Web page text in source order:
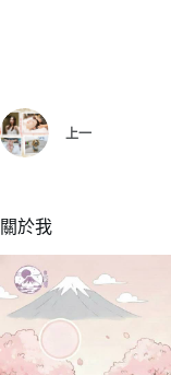
上一
關於我